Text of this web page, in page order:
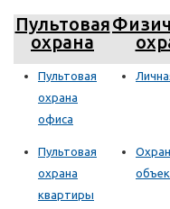
Пультовая
охрана
Пультовая
охрана
офиса
Пультовая
охрана
квартиры